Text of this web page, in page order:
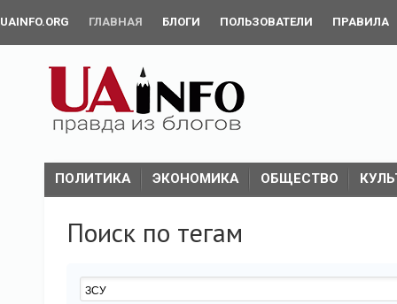
UAINFO.ORG ГЛАВНАЯ БЛОГИ ПОЛЬЗОВАТЕЛИ ПРАВИЛА
ПОЛИТИКА ЭКОНОМИКА ОБЩЕСТВО
Поиск по тегам